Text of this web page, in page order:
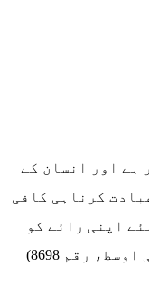
ہے اور انسان کے
کرناہی کافی
اپنی رائے کو
رقم 8698)